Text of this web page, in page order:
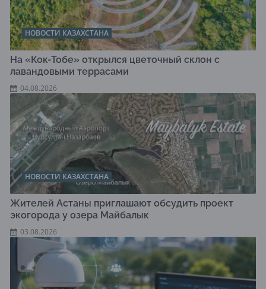
НОВОСТИ КАЗАХСТАНА
На «Кок-Тобе» открылся цветочный склон с
лавандовыми террасами
04.08.2026
НОВОСТИ КАЗАХСТАНА
Жителей Астаны приглашают обсудить проект
экогорода у озера Майбалык
03.08.2026